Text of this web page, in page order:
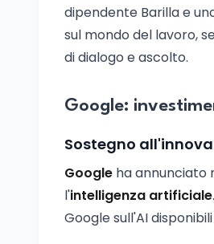
dipendente Barilla e
sul mondo del lavoro,
di dialogo e ascolto.
Google:
Sostegno
Google ha annunciato
l'intelligenza artificiale
Google sull'AI